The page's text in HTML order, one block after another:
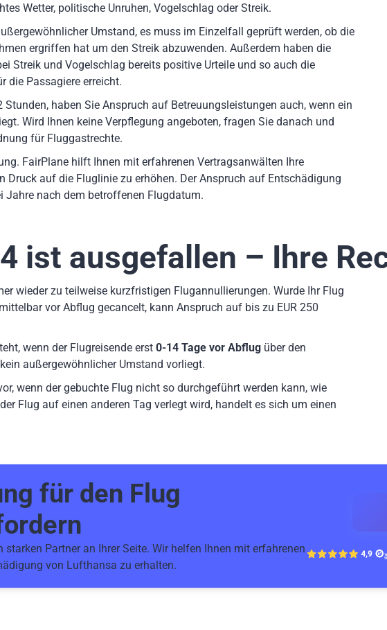
Wetter, politische Unruhen, Vogelschlag oder Streik.
Umstand, es muss im Einzelfall geprüft werden, ob die
ergriffen hat um den Streik abzuwenden. Außerdem haben die
Streik und Vogelschlag bereits positive Urteile und so auch die
die Passagiere erreicht.
haben Sie Anspruch auf Betreuungsleistungen auch, wenn ein
Wird Ihnen keine Verpflegung angeboten, fragen Sie danach und
für Fluggastrechte.
FairPlane hilft Ihnen mit erfahrenen Vertragsanwälten Ihre
Druck auf die Fluglinie zu erhöhen. Der Anspruch auf Entschädigung
Jahre nach dem betroffenen Flugdatum.
ist ausgefallen – Ihre
wieder zu teilweise kurzfristigen Flugannullierungen. Wurde Ihr Flug
vor Abflug gecancelt, kann Anspruch auf bis zu EUR 250
wenn der Flugreisende erst 0-14 Tage vor Abflug über den
außergewöhnlicher Umstand vorliegt.
wenn der gebuchte Flug nicht so durchgeführt werden kann, wie
Flug auf einen anderen Tag verlegt wird, handelt es sich um einen
für den Flug
starken Partner an Ihrer Seite. Wir helfen Ihnen mit erfahrenen
von Lufthansa zu erhalten.